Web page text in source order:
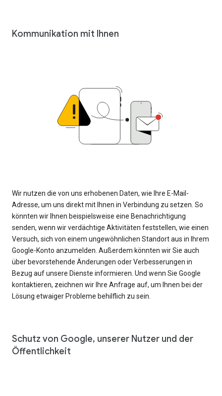
Kommunikation mit Ihnen
Wir nutzen die von uns erhobenen Daten, wie Ihre E-Mail-
Adresse, um uns direkt mit Ihnen in Verbindung zu setzen. So
könnten wir Ihnen beispielsweise eine Benachrichtigung
senden, wenn wir verdächtige Aktivitäten feststellen, wie einen
Versuch, sich von einem ungewöhnlichen Standort aus in Ihrem
Google-Konto anzumelden. Außerdem könnten wir Sie auch
über bevorstehende Änderungen oder Verbesserungen in
Bezug auf unsere Dienste informieren. Und wenn Sie Google
kontaktieren, zeichnen wir Ihre Anfrage auf, um Ihnen bei der
Lösung etwaiger Probleme behilflich zu sein.
Schutz von Google, unserer Nutzer und der
Öffentlichkeit